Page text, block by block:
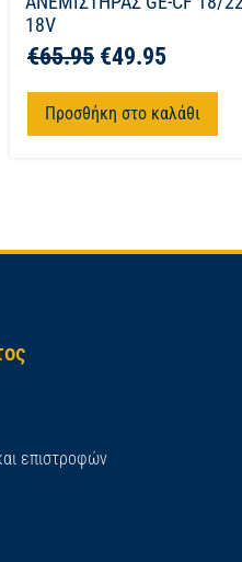
18V
€65.95 €49.95
Προσθήκη στο καλάθι
επιστροφών